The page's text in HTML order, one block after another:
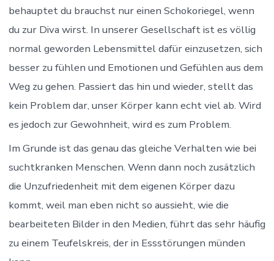
behauptet du brauchst nur einen Schokoriegel, wenn
du zur Diva wirst. In unserer Gesellschaft ist es völlig
normal geworden Lebensmittel dafür einzusetzen, sich
besser zu fühlen und Emotionen und Gefühlen aus dem
Weg zu gehen. Passiert das hin und wieder, stellt das
kein Problem dar, unser Körper kann echt viel ab. Wird
es jedoch zur Gewohnheit, wird es zum Problem.
Im Grunde ist das genau das gleiche Verhalten wie bei
suchtkranken Menschen. Wenn dann noch zusätzlich
die Unzufriedenheit mit dem eigenen Körper dazu
kommt, weil man eben nicht so aussieht, wie die
bearbeiteten Bilder in den Medien, führt das sehr häufig
zu einem Teufelskreis, der in Essstörungen münden